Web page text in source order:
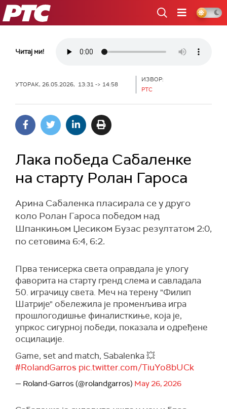
РТС
Читај ми!
УТОРАК, 26.05.2026, 13:31 -> 14:58
ИЗВОР:
РТС
Лака победа Сабаленке
на старту Ролан Гароса
Арина Сабаленка пласирала се у друго
коло Ролан Гароса победом над
Шпанкињом Џесиком Бузас резултатом 2:0,
по сетовима 6:4, 6:2.
Прва тенисерка света оправдала је улогу
фаворита на старту гренд слема и савладала
50. играчицу света. Меч на терену "Филип
Шатрије" обележила је променљива игра
прошлогодишње финалисткиње, која је,
упркос сигурној победи, показала и одређене
осцилације.
Game, set and match, Sabalenka 💥
#RolandGarros pic.twitter.com/TiuYo8bUCk
— Roland-Garros (@rolandgarros) May 26, 2026